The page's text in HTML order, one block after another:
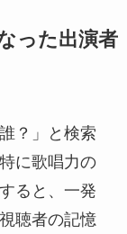
った出演者
？」と検索
に歌唱力の
ると、一発
聴者の記憶